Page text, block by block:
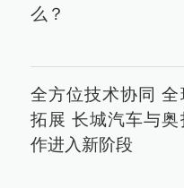
么？
全方位技术协同 全
拓展 长城汽车与奥
作进入新阶段